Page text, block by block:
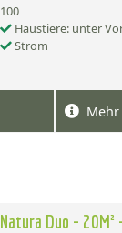
100
Haustiere: unter
Strom
Natura Duo -